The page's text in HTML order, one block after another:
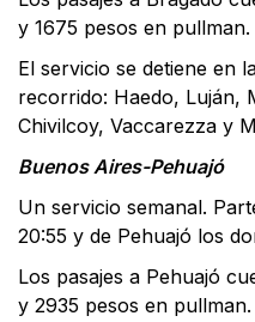
y 1675 pesos en pullman.
El servicio se detiene en
recorrido: Haedo, Luján,
Chivilcoy, Vaccarezza y
Buenos Aires-Pehuajó
Un servicio semanal.
20:55 y de Pehuajó los
Los pasajes a Pehuajó
y 2935 pesos en pullman.